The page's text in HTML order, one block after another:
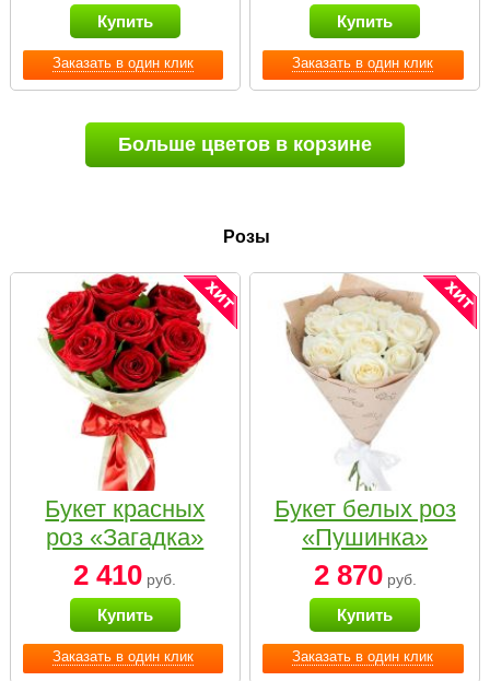
Заказать в один клик
Купить
Заказать в один клик
Купить
Больше цветов в корзине
Розы
Заказать в один клик
Букет красных
роз «Загадка»
2 410 руб.
Купить
Заказать в один клик
Букет белых роз
«Пушинка»
2 870руб.
Купить